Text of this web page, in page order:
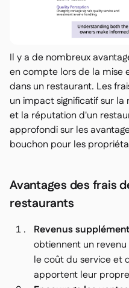
Il y a de nombreux
en compte lors de la mise
dans un restaurant. Les
un impact significatif sur
et la réputation d'un
approfondi sur les
bouchon pour les
Avantages des frais
restaurants
Revenus
obtiennent un
le coût du service et
apportent leur